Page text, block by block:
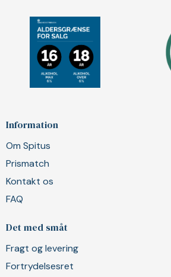
Information
Om Spitus
Prismatch
Kontakt os
FAQ
Det med småt
Fragt og levering
Fortrydelsesret